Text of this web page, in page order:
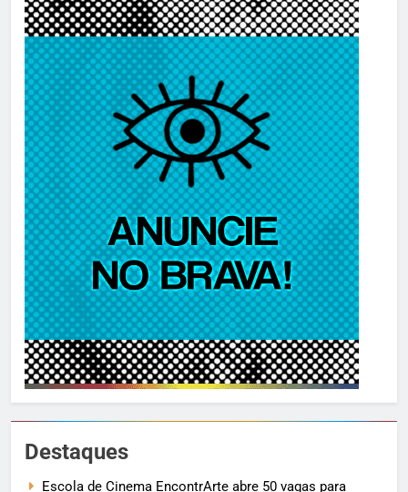
Destaques
Escola de Cinema EncontrArte abre 50 vagas para